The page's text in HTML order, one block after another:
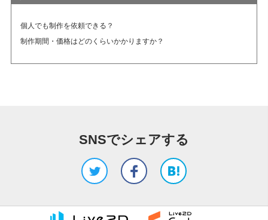
個人でも制作を依頼できる？
制作期間・価格はどのくらいかかりますか？
SNSでシェアする